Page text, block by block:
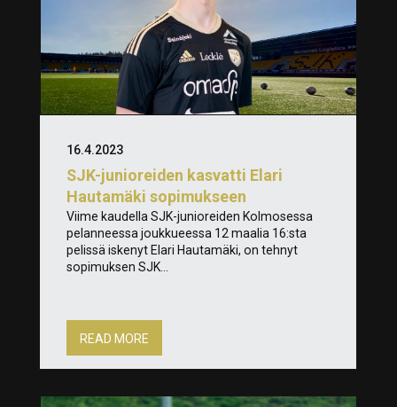
SJK-junioreiden kasvatti Elari
Hautamäki sopimukseen
16.4.2023
Viime kaudella SJK-junioreiden Kolmosessa
pelanneessa joukkueessa 12 maalia 16:sta
pelissä iskenyt Elari Hautamäki, on tehnyt
sopimuksen SJK...
READ MORE